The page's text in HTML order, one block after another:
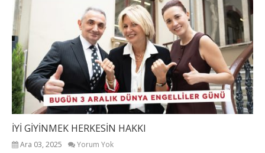
İYİ GİYİNMEK HERKESİN HAKKI
Ara 03, 2025 Yorum Yok